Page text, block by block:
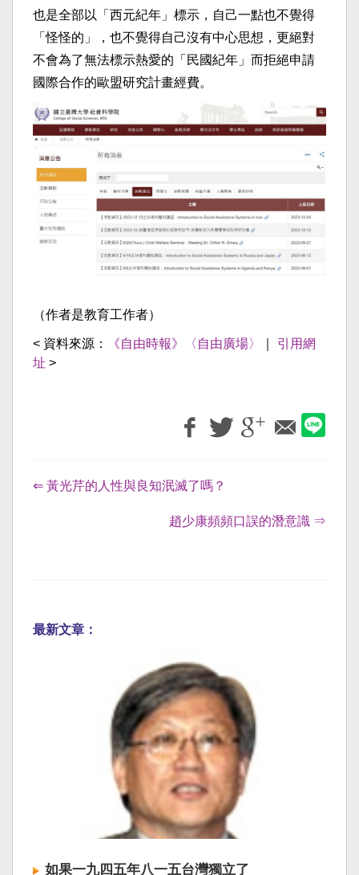
也是全部以「西元紀年」標示，自己一點也不覺得
「怪怪的」，也不覺得自己沒有中心思想，更絕對
不會為了無法標示熱愛的「民國紀年」而拒絕申請
國際合作的歐盟研究計畫經費。
（作者是教育工作者）
< 資料來源： 《自由時報》〈自由廣場〉
引用網
址 >
⇐ 黃光芹的人性與良知泯滅了嗎？
趙少康頻頻口誤的潛意識 ⇒
最新文章：
如果一九四五年八一五台灣獨立了